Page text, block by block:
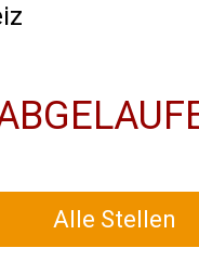
Alle Stellen